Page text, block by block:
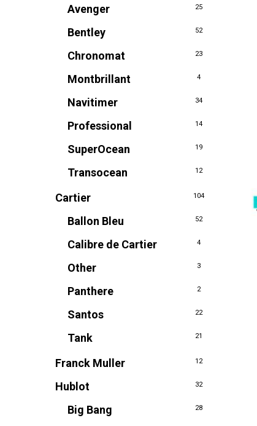
Avenger 25
Bentley 52
Chronomat 23
Montbrillant 4
Navitimer 34
Professional 14
SuperOcean 19
Transocean 12
Cartier 104
Ballon Bleu 52
Calibre de Cartier 4
Other 3
Panthere 2
Santos 22
Tank 21
Franck Muller 12
Hublot 32
Big Bang 28